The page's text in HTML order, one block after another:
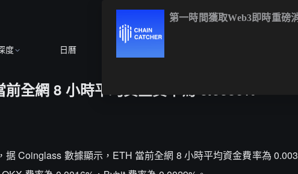
度 日曆
前全網 8 小時平均資金費率為 0.0036%
据 Coinglass 數據顯示，ETH 當前全網 8 小時平均資金費率為
第一時間獲取Web3即時重磅